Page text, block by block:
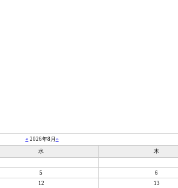
« 2026年8月 »
水 木
5
6
12
13